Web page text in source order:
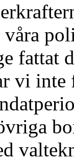
fattat
vi